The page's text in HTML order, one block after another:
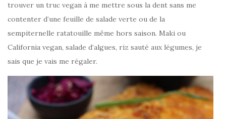
trouver un truc vegan à me mettre sous la dent sans me
contenter d’une feuille de salade verte ou de la
sempiternelle ratatouille même hors saison. Maki ou
California vegan, salade d’algues, riz sauté aux légumes, je
sais que je vais me régaler.